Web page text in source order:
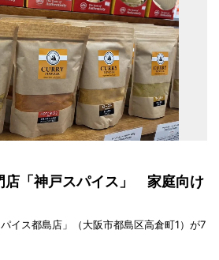
店「神戸スパイス」 家庭向け
イス都島店」（大阪市都島区高倉町1）が7